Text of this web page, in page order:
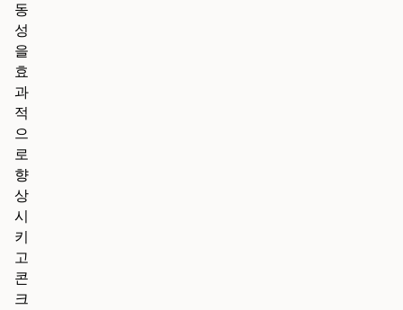
동
성
을
효
과
적
으
로
향
상
시
키
고
콘
크